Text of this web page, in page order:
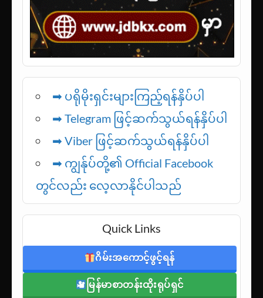
➡ ပရိုမိုးရှင်းများကြည့်ရန်နှိပ်ပါ
➡ Telegram ဖြင့်ဆက်သွယ်ရန်နှိပ်ပါ
➡ Viber ဖြင့်ဆက်သွယ်ရန်နှိပ်ပါ
➡ ကျွန်ုပ်တို့၏ Official Facebook
တွင်လည်း လေ့လာနိုင်ပါသည်
Quick Links
ဂိမ်းအကောင့်ဖွင့်ရန်
မြန်မာစာတန်းထိုးရုပ်ရှင်